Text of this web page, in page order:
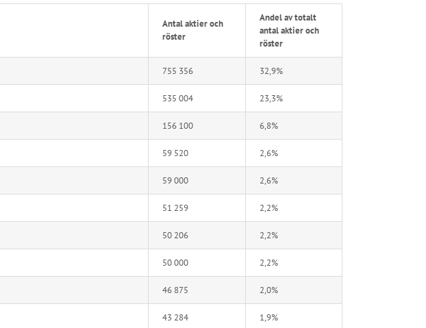
Antal aktier och
röster
Andel av totalt
antal aktier och
röster
755 356 32,9%
535 004 23,3%
156 100 6,8%
59 520 2,6%
59 000 2,6%
51 259 2,2%
50 206 2,2%
50 000 2,2%
46 875 2,0%
43 284 1,9%